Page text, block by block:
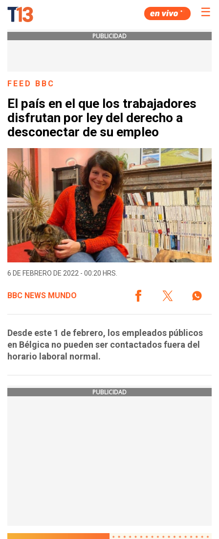
☰
PUBLICIDAD
FEED BBC
El país en el que los trabajadores
disfrutan por ley del derecho a
desconectar de su empleo
6 DE FEBRERO DE 2022 - 00:20 HRS.
BBC NEWS MUNDO
Desde este 1 de febrero, los empleados públicos
en Bélgica no pueden ser contactados fuera del
horario laboral normal.
PUBLICIDAD